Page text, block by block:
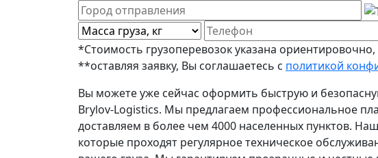
*Стоимость грузоперевозок указана ориентировочно,
**оставляя заявку, Вы соглашаетесь с политикой
Вы можете уже сейчас оформить быструю и
Brylov-Logistics. Мы предлагаем профессиональное
доставляем в более чем 4000 населенных пунктов.
которые проходят регулярное техническое